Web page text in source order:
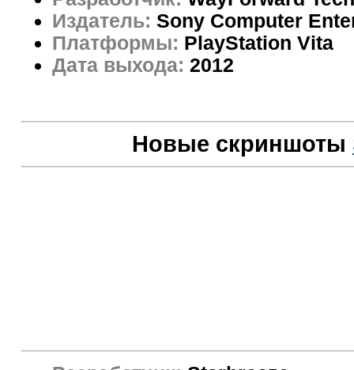
Издатель: Sony Computer
Платформы: PlayStation Vita
Дата выхода: 2012
Новые скриншоты